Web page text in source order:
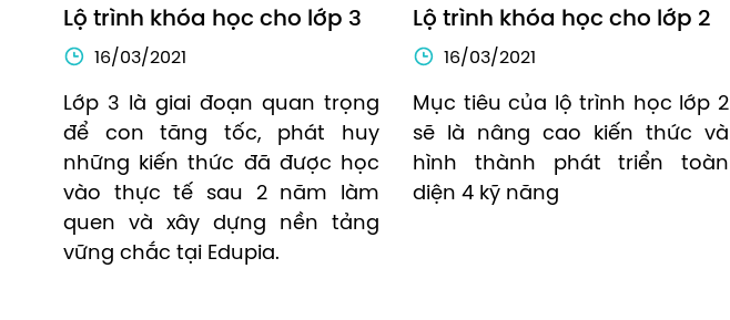
Lộ trình khóa học cho lớp 3
16/03/2021
Lớp 3 là giai đoạn quan trọng
để con tăng tốc, phát huy
những kiến thức đã được học
vào thực tế sau 2 năm làm
quen và xây dựng nền tảng
vững chắc tại Edupia.
Lộ trình khóa học cho lớp 2
16/03/2021
Mục tiêu của lộ trình học lớp 2
sẽ là nâng cao kiến thức và
hình thành phát triển toàn
diện 4 kỹ năng